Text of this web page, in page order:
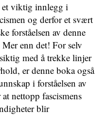
et viktig innlegg i
og derfor et svært
forståelsen av denne
enn det! For selv
med å trekke linjer
er denne boka også
i forståelsen av
nettopp fascismens
blir